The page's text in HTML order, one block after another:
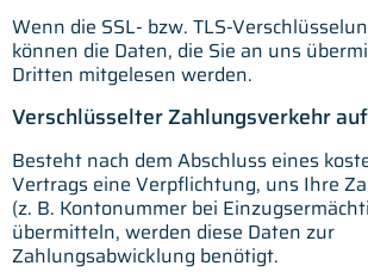
Wenn die SSL- bzw. TLS-
können die Daten, die Sie an uns
Dritten mitgelesen werden.
Verschlüsselter Zahlungsverkehr
Besteht nach dem Abschluss eines
Vertrags eine Verpflichtung, uns Ihre
(z. B. Kontonummer bei
übermitteln, werden diese Daten zur
Zahlungsabwicklung benötigt.